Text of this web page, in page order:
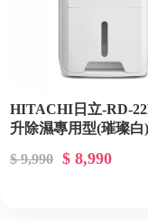
HITACHI日立-RD-
升除濕專用型(璀璨白)
$ 9,990
$ 8,990